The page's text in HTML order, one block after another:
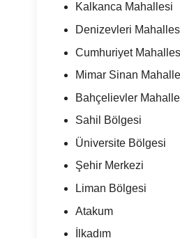
Kalkanca Mahallesi
Denizevleri
Cumhuriyet
Mimar Sinan
Bahçelievler
Sahil Bölgesi
Üniversite Bölgesi
Şehir Merkezi
Liman Bölgesi
Atakum
İlkadım